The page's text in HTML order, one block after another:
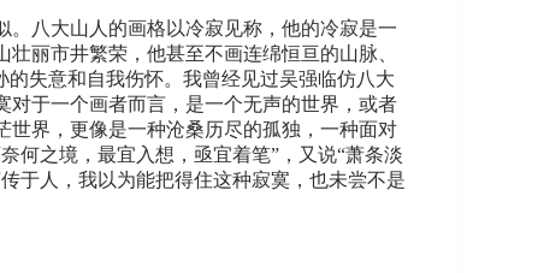
八大山人的画格以冷寂见称，他的冷寂是一
丽市井繁荣，他甚至不画连绵恒亘的山脉、
失意和自我伤怀。我曾经见过吴强临仿八大
于一个画者而言，是一个无声的世界，或者
界，更像是一种沧桑历尽的孤独，一种面对
何之境，最宜入想，亟宜着笔”，又说“萧条淡
于人，我以为能把得住这种寂寞，也未尝不是